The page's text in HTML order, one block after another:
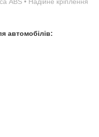
автомобілів: